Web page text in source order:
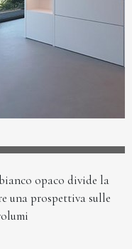
opaco divide la
una prospettiva sulle